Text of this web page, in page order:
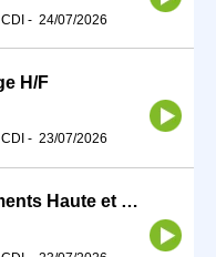
CDI - 24/07/2026
H/F
CDI - 23/07/2026
Ingénieur Electricité Equipements Haute et moyenne tension H/F